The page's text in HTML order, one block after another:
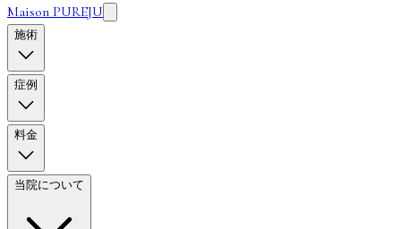
Maison PUREJU
施術
症例
料金
当院について